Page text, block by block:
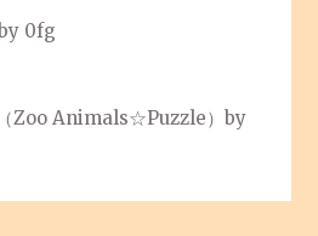
0fg
Zoo Animals☆Puzzle）by